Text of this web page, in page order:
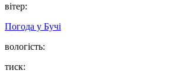
вітер:
Погода у Бучі
вологість:
тиск: